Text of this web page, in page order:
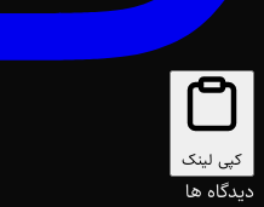
کپی لینک
دیدگاه ها